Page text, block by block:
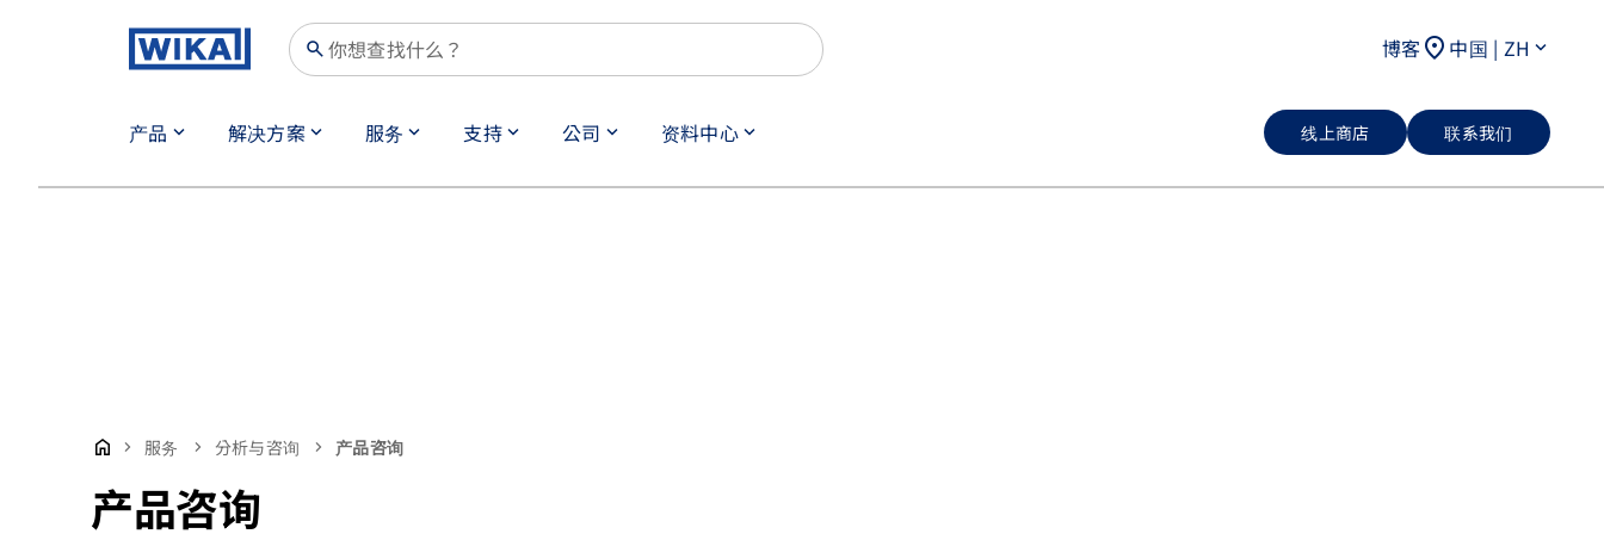
search 博客 location_on 中国 | ZH keyboard_arrow_down
产品 keyboard_arrow_down 解决方案keyboard_arrow_down 服务 keyboard_arrow_down 支持keyboard_arrow_down 公司 keyboard_arrow_down 资料中心keyboard_arrow_down 线上商店 联系我们
服务 分析与咨询 产品咨询
产品咨询